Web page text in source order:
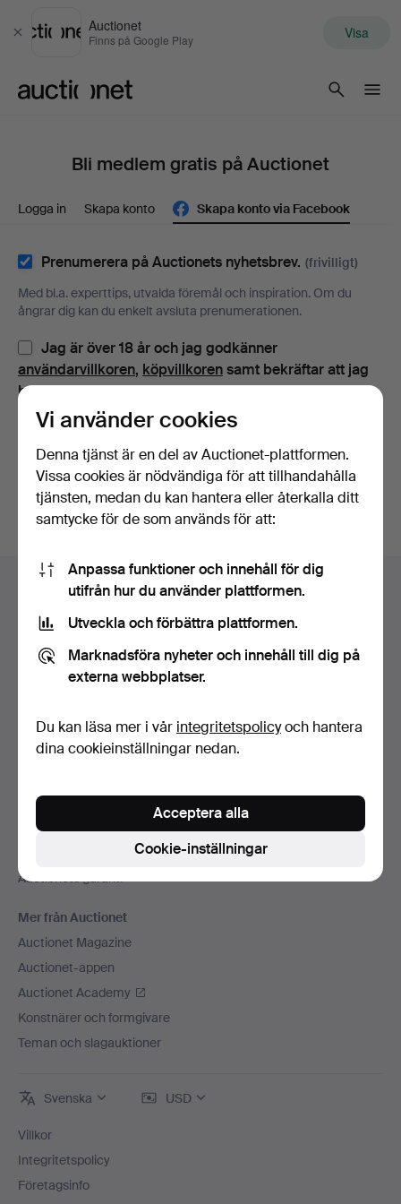
Stäng
Auctionet
Finns på Google Play Visa
Bli medlem gratis på Auctionet
Logga in Skapa konto Skapa konto via Facebook
Prenumerera på Auctionets nyhetsbrev. (frivilligt)
Med bl.a. experttips, utvalda föremål och inspiration. Om du
ångrar dig kan du enkelt avsluta prenumerationen.
Jag är över 18 år och jag godkänner
användarvillkoren, köpvillkorensamt bekräftar att jag
har tagit del avintegritetspolicyn.
Fortsätt med Facebook
För att kunna gå vidare måste du godkänna villkoren.
Sidfotsnavigation
Hjälp och kontakt
Kontakta support
Betalningsalternativ
Auctionet
Press
Lediga jobb
Anslut ditt auktionshus
Auctionets garanti
Mer från Auctionet
Auctionet Magazine
Auctionet-appen
Auctionet Academy
Konstnärer och formgivare
Teman och slagauktioner
Svenska USD
Villkor
Integritetspolicy
Företagsinfo
Vi använder cookies
Denna tjänst är en del av Auctionet-plattformen.
Vissa cookies är nödvändiga för att tillhandahålla
tjänsten, medan du kan hantera eller återkalla ditt
samtycke för de som används för att:
Anpassa funktioner och innehåll för dig
utifrån hur du använder plattformen.
Utveckla och förbättra plattformen.
Marknadsföra nyheter och innehåll till dig på
externa webbplatser.
Du kan läsa mer i vår integritetspolicyoch hantera
dina cookieinställningar nedan.
Cookie-inställningar
Acceptera alla